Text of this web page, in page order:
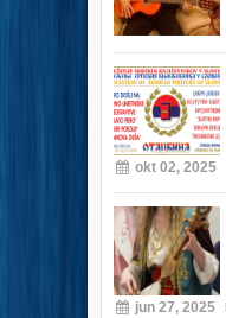
okt 02, 2025
jun 27, 2025